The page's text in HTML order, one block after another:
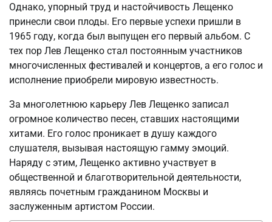
Однако, упорный труд и настойчивость Лещенко
принесли свои плоды. Его первые успехи пришли в
1965 году, когда был выпущен его первый альбом. С
тех пор Лев Лещенко стал постоянным участников
многочисленных фестивалей и концертов, а его голос и
исполнение приобрели мировую известность.
За многолетнюю карьеру Лев Лещенко записал
огромное количество песен, ставших настоящими
хитами. Его голос проникает в душу каждого
слушателя, вызывая настоящую гамму эмоций.
Наряду с этим, Лещенко активно участвует в
общественной и благотворительной деятельности,
являясь почетным гражданином Москвы и
заслуженным артистом России.